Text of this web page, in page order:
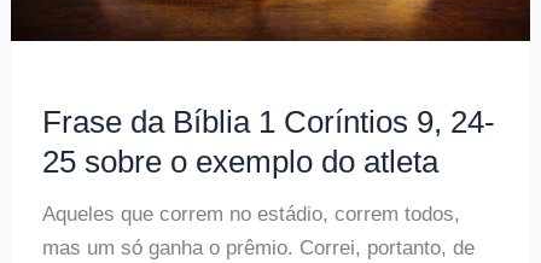
Frase da Bíblia 1 Coríntios 9, 24-
25 sobre o exemplo do atleta
Aqueles que correm no estádio, correm todos,
mas um só ganha o prêmio. Correi, portanto, de